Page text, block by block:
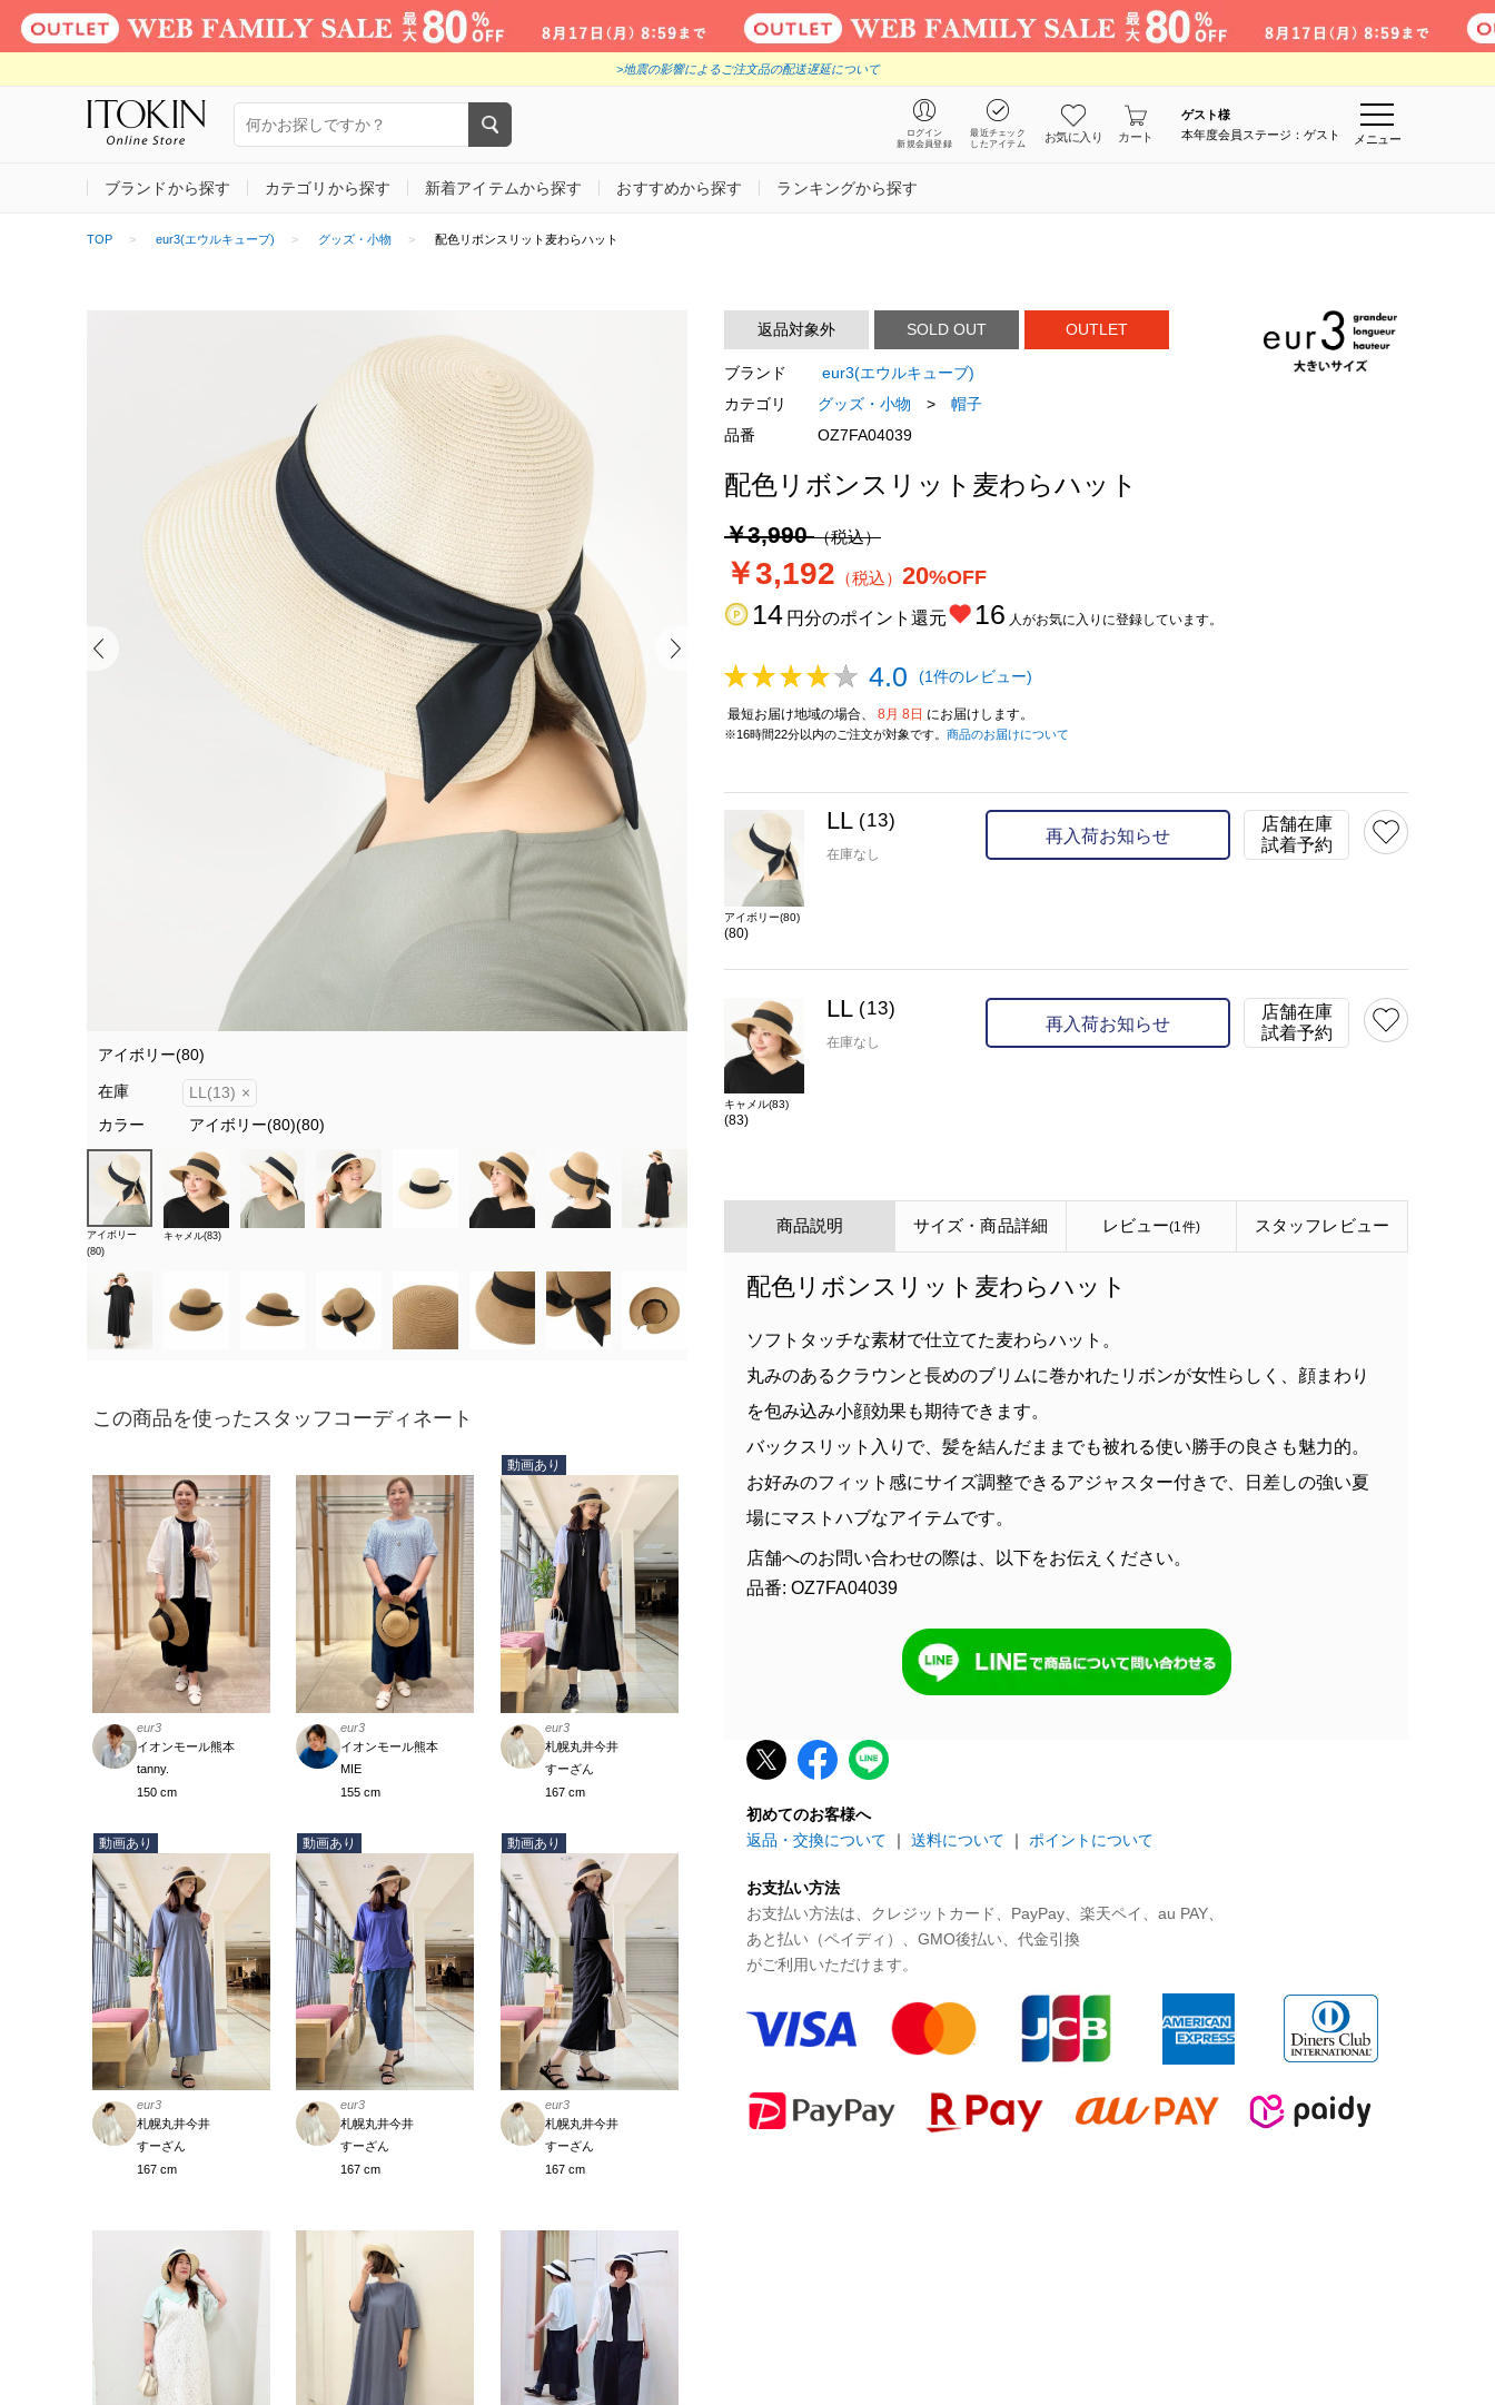
>地震の影響によるご注文品の配送遅延について
ログイン
新規会員登録
最近チェック
したアイテム
お気に入り カート
ゲスト様
本年度会員ステージ：ゲスト
メニュー
ブランドから探す カテゴリから探す 新着アイテムから探す おすすめから探す ランキングから探す
TOP eur3(エウルキューブ) グッズ・小物 配色リボンスリット麦わらハット
アイボリー(80)
在庫 LL(13) ×
カラー
アイボリー(80)(80)
キャメル(83)
在庫 LL(13)
カラー
アイボリー
(80)
キャメル(83)
この商品を使ったスタッフコーディネート
eur3
イオンモール熊本
tanny.
150 cm
eur3
イオンモール熊本
MIE
155 cm
動画あり
eur3
札幌丸井今井
すーざん
167 cm
動画あり
eur3
札幌丸井今井
すーざん
167 cm
動画あり
eur3
札幌丸井今井
すーざん
167 cm
動画あり
eur3
札幌丸井今井
すーざん
167 cm
返品対象外 SOLD OUT OUTLET
ブランド
eur3(エウルキューブ)
カテゴリ
グッズ・小物 >
帽子
品番
OZ7FA04039
配色リボンスリット麦わらハット
￥3,990（税込）
￥3,192 （税込） 20%OFF
14 円分のポイント還元 16 人がお気に入りに登録しています。
4.0 (1件のレビュー)
最短お届け地域の場合、 8月 8日 にお届けします。
※16時間22分以内のご注文が対象です。 商品のお届けについて
アイボリー(80)
(80)
LL (13)
在庫なし
再入荷お知らせ
店舗在庫
試着予約
キャメル(83)
(83)
LL (13)
在庫なし
再入荷お知らせ
店舗在庫
試着予約
商品説明 サイズ・商品詳細 レビュー(1件) スタッフ レビュー
配色リボンスリット麦わらハット
ソフトタッチな素材で仕立てた麦わらハット。
丸みのあるクラウンと長めのブリムに巻かれたリボンが女性らしく、顔まわり
を包み込み小顔効果も期待できます。
バックスリット入りで、髪を結んだままでも被れる使い勝手の良さも魅力的。
お好みのフィット感にサイズ調整できるアジャスター付きで、日差しの強い夏
場にマストハブなアイテムです。
店舗へのお問い合わせの際は、以下をお伝えください。
品番: OZ7FA04039
初めてのお客様へ
返品・交換について ｜ 送料について ｜ ポイントについて
お支払い方法
お支払い方法は、クレジットカード、PayPay、楽天ペイ、au PAY、
あと払い（ペイディ）、GMO後払い、代金引換
がご利用いただけます。